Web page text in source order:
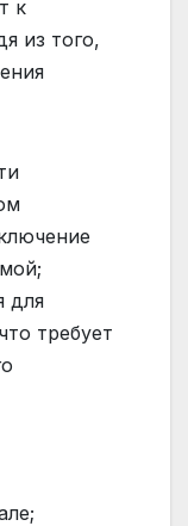
к
из того,
для
требует